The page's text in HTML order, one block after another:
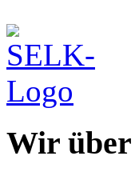
Wir über